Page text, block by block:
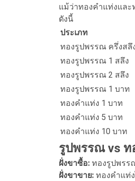
แม้ว่าทองคำแท่งแล
ดังนี้
ประเภท
ทองรูปพรรณ ครึ่งสลึ
ทองรูปพรรณ 1 สลึง
ทองรูปพรรณ 2 สลึง
ทองรูปพรรณ 1 บาท
ทองคำแท่ง 1 บาท
ทองคำแท่ง 5 บาท
ทองคำแท่ง 10 บาท
รูปพรรณ vs ท
ฝั่งขาซื้อ: ทองรูปพรร
ฝั่งขาขาย: ทองคำแท่